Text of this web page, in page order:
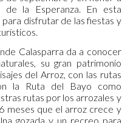
de la Esperanza. En esta
disfrutar de las fiestas y
Calasparra da a conocer
su gran patrimonio
del Arroz, con las rutas
la Ruta del Bayo como
rutas por los arrozales y
meses que el arroz crece y
gozada y un recreo para